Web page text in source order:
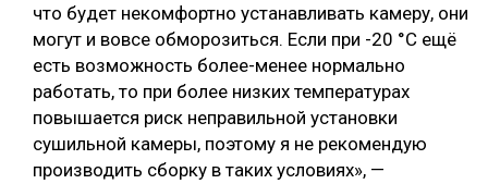
что будет некомфортно устанавливать камеру, они
могут и вовсе обморозиться. Если при -20 °С ещё
есть возможность более-менее нормально
работать, то при более низких температурах
повышается риск неправильной установки
сушильной камеры, поэтому я не рекомендую
производить сборку в таких условиях», —